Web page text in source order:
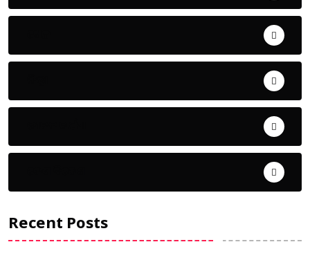
Recent Posts